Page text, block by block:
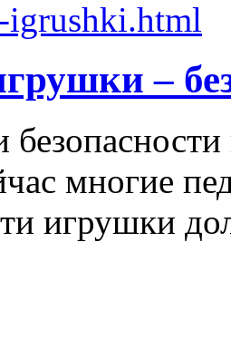
–
многие
игрушки